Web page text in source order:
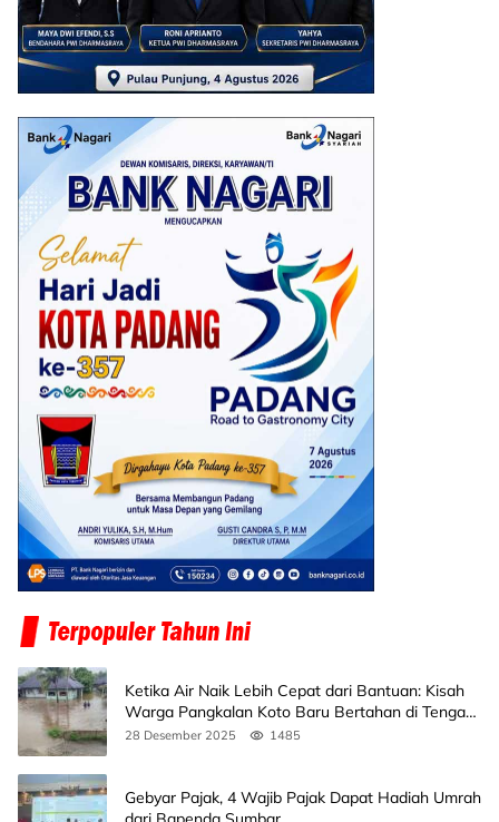
Ketika Air Naik Lebih Cepat dari Bantuan: Kisah
Warga Pangkalan Koto Baru Bertahan di Tengah
Banjir
28 Desember 2025 1485
Gebyar Pajak, 4 Wajib Pajak Dapat Hadiah Umrah